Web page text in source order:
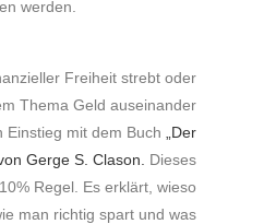
werden.
Freiheit strebt oder
Thema Geld auseinander
Einstieg mit dem Buch „Der
Gerge S. Clason.
Dieses
Regel. Es erklärt, wieso
man richtig spart und was